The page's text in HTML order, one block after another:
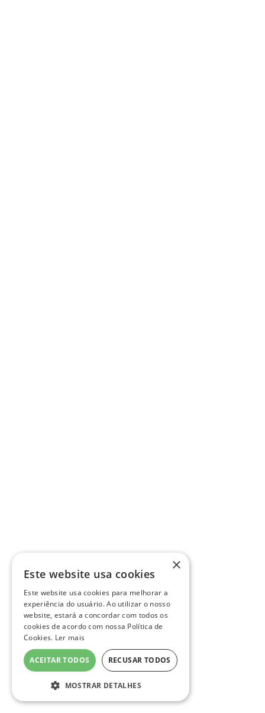
×
Este website usa cookies
Este website usa cookies para melhorar a
experiência do usuário. Ao utilizar o nosso
website, estará a concordar com todos os
cookies de acordo com nossa Política de
Cookies. Ler mais
ACEITAR TODOS RECUSAR TODOS
MOSTRAR DETALHES